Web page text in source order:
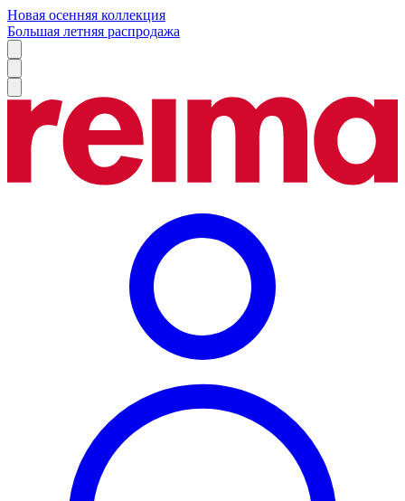
Новая осенняя коллекция
Большая летняя распродажа